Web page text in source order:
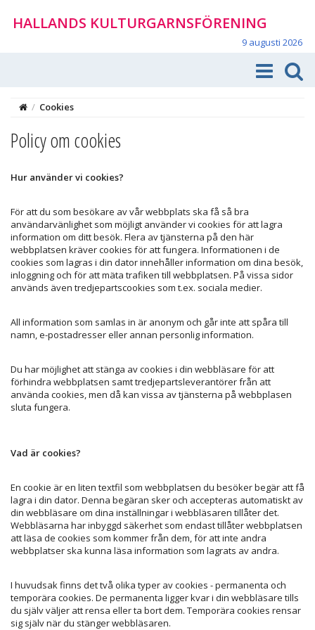
HALLANDS KULTURGARNSFÖRENING
9 augusti 2026
/ Cookies
Policy om cookies
Hur använder vi cookies?
För att du som besökare av vår webbplats ska få så bra
användarvänlighet som möjligt använder vi cookies för att lagra
information om ditt besök. Flera av tjänsterna på den här
webbplatsen kräver cookies för att fungera. Informationen i de
cookies som lagras i din dator innehåller information om dina besök,
inloggning och för att mäta trafiken till webbplatsen. På vissa sidor
används även tredjepartscookies som t.ex. sociala medier.
All information som samlas in är anonym och går inte att spåra till
namn, e-postadresser eller annan personlig information.
Du har möjlighet att stänga av cookies i din webbläsare för att
förhindra webbplatsen samt tredjepartsleverantörer från att
använda cookies, men då kan vissa av tjänsterna på webbplasen
sluta fungera.
Vad är cookies?
En cookie är en liten textfil som webbplatsen du besöker begär att få
lagra i din dator. Denna begäran sker och accepteras automatiskt av
din webbläsare om dina inställningar i webbläsaren tillåter det.
Webbläsarna har inbyggd säkerhet som endast tillåter webbplatsen
att läsa de cookies som kommer från dem, för att inte andra
webbplatser ska kunna läsa information som lagrats av andra.
I huvudsak finns det två olika typer av cookies - permanenta och
temporära cookies. De permanenta ligger kvar i din webbläsare tills
du själv väljer att rensa eller ta bort dem. Temporära cookies rensar
sig själv när du stänger webbläsaren.